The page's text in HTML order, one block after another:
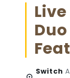
Switch